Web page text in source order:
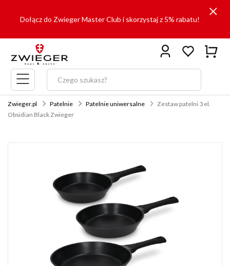
Dołącz do Zwieger Master Club i skorzystaj z 5% rabatu!
Menu
główne
Zwieger.pl Patelnie Patelnie uniwersalne
Zestaw patelni 3 el.
Obsidian Black Zwieger